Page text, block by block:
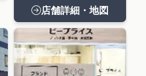
店舗詳細・地図